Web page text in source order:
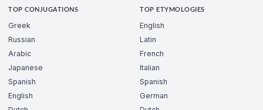
TOP CONJUGATIONS
Greek
Russian
Arabic
Japanese
Spanish
English
TOP ETYMOLOGIES
English
Latin
French
Italian
Spanish
German